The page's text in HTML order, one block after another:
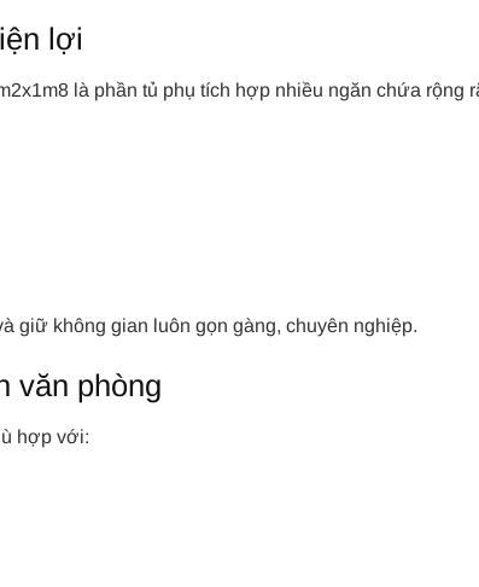
lợi
là phần tủ phụ tích hợp nhiều ngăn chứa rộng
giữ không gian luôn gọn gàng, chuyên nghiệp.
văn phòng
hợp với: